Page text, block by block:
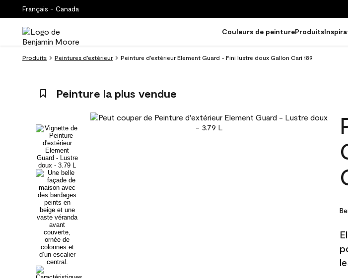
Français - Canada
Couleurs de peintureProduits
Produits Peintures d’extérieur Peinture d’extérieur Element Guard - Fini lustre doux Gallon Cari 189
Peinture la plus vendue